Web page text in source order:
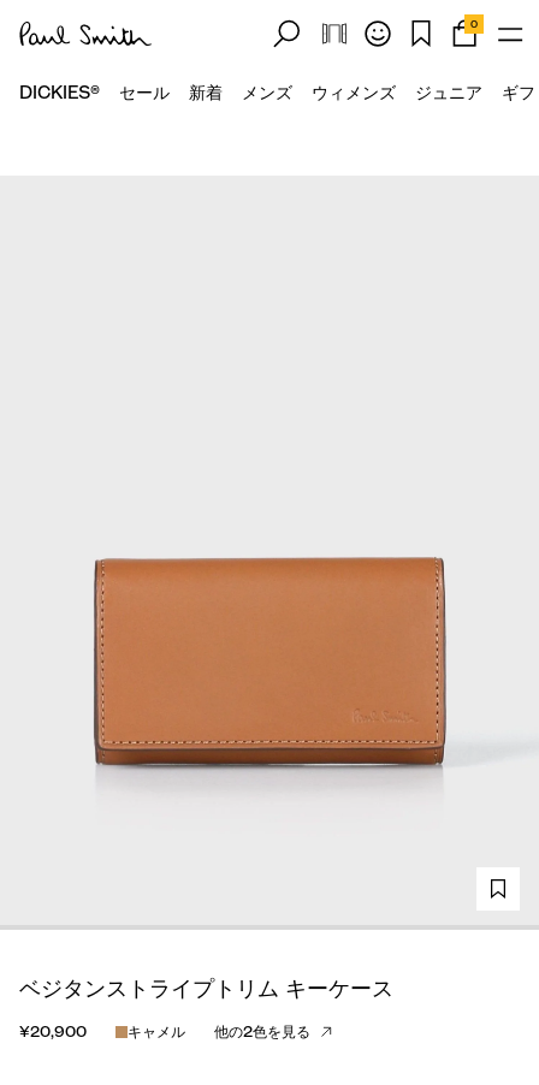
0
DICKIES® セール 新着 メンズ ウィメンズ ジュニア ギ
ベジタンストライプトリム キーケース
¥20,900 キャメル 他の2色を見る